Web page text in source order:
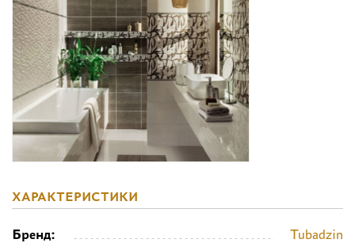
Контакты
ХАРАКТЕРИСТИКИ
Бренд:
Tubadzin